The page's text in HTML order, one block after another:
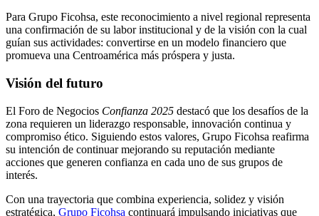
Para Grupo Ficohsa, este reconocimiento a nivel regional representa
una confirmación de su labor institucional y de la visión con la cual
guían sus actividades: convertirse en un modelo financiero que
promueva una Centroamérica más próspera y justa.
Visión del futuro
El Foro de Negocios Confianza 2025 destacó que los desafíos de la
zona requieren un liderazgo responsable, innovación continua y
compromiso ético. Siguiendo estos valores, Grupo Ficohsa reafirma
su intención de continuar mejorando su reputación mediante
acciones que generen confianza en cada uno de sus grupos de
interés.
Con una trayectoria que combina experiencia, solidez y visión
estratégica, Grupo Ficohsa continuará impulsando iniciativas que